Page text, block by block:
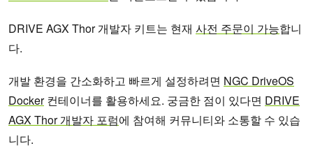
DRIVE AGX Thor 개발자 키트는 현재 사전 주문이 가능합니
다.
개발 환경을 간소화하고 빠르게 설정하려면 NGC DriveOS
Docker컨테이너를 활용하세요. 궁금한 점이 있다면 DRIVE
AGX Thor 개발자 포럼에 참여해 커뮤니티와 소통할 수 있습
니다.